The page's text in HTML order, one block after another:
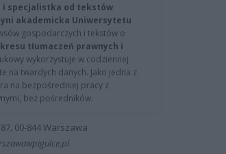
i specjalistka od tekstów
akademicka Uniwersytetu
gospodarczych i tekstów o
tłumaczeń prawnych i
wykorzystuje w codziennej
na twardych danych. Jako jedna z
na bezpośredniej pracy z
bez pośredników.
00-844 Warszawa